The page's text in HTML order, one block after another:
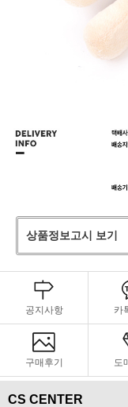
상품정보고시 보기
공지사항 카
구매후기 도
CS CENTER